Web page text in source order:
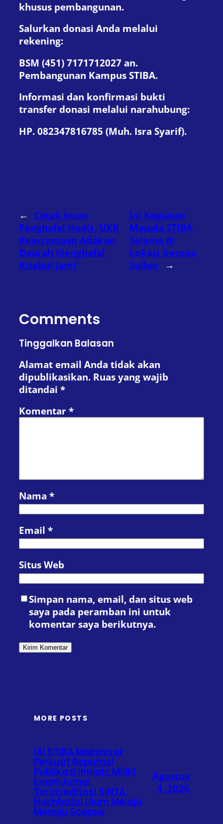
khusus pembangunan.
Salurkan donasi Anda melalui
rekening:
BSM (451) 7171712027 an.
Pembangunan Kampus STIBA.
Informasi dan konfirmasi bukti
transfer donasi melalui narahubung:
HP. 082347816785 (Muh. Isra Syarif).
← Cetak Insan
Penghafal Hadis, UKK
Keasramaan Adakan
Daurah Menghafal
Kitabul Jami’
Ini Kegiatan
Mapala STIBA
Selama di
Lokasi Gempa
Sulbar →
Comments
Tinggalkan Balasan
Alamat email Anda tidak akan
dipublikasikan. Ruas yang wajib
ditandai *
Komentar *
Nama *
Email *
Situs Web
Simpan nama, email, dan situs web
saya pada peramban ini untuk
komentar saya berikutnya.
MORE POSTS
IAI STIBA Makassar
Perkuat Reputasi
Publikasi Ilmiah: Miliki
EnamJurnal
Terakreditasi SINTA,
Nukhbatul Ulum Melaju
Menuju Scopus
Agustus
4, 2026